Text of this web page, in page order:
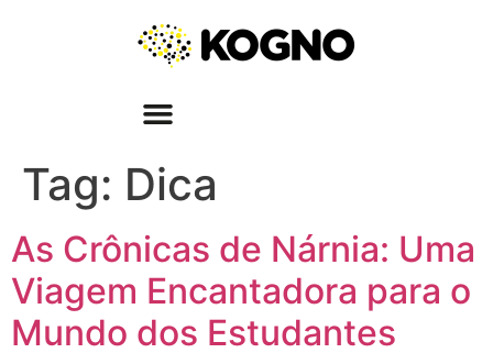
Tag: Dica
As Crônicas de Nárnia: Uma
Viagem Encantadora para o
Mundo dos Estudantes